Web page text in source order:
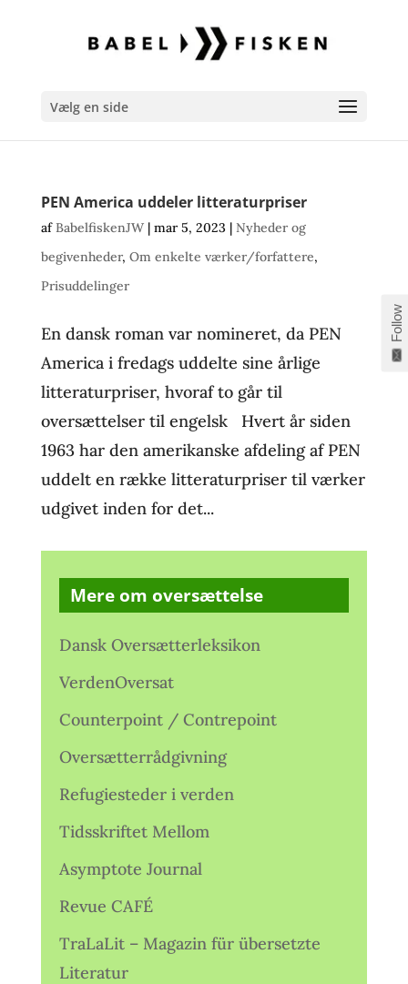
Vælg en side
PEN America uddeler litteraturpriser
afBabelfiskenJW| mar 5, 2023| Nyheder og
begivenheder, Om enkelte værker/forfattere,
Prisuddelinger
En dansk roman var nomineret, da PEN
America i fredags uddelte sine årlige
litteraturpriser, hvoraf to går til
oversættelser til engelsk Hvert år siden
1963 har den amerikanske afdeling af PEN
uddelt en række litteraturpriser til værker
udgivet inden for det...
Mere om oversættelse
Dansk Oversætterleksikon
VerdenOversat
Counterpoint / Contrepoint
Oversætterrådgivning
Refugiesteder i verden
Tidsskriftet Mellom
Asymptote Journal
Revue CAFÉ
TraLaLit – Magazin für übersetzte
Literatur
Follow